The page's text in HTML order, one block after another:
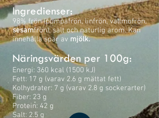
Ingredienser:
98% frön (pumpafrön, linfrön, vallmofrön,
sesamfrön), salt och naturlig arom. Kan
innehålla spar av mjölk.
Näringsvärden per 100g:
Energi: 360 kcal (1500 kJ)
Fett: 17 g (varav 2.6 g mättat fett)
Kolhydrater: 7 g (varav 2.8 g sockerarter)
Fiber: 23 g
Protein: 42 g
​Salt: 2.5 g